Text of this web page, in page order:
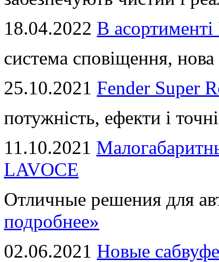
18.04.2022 В
система сповіщення,
25.10.2021 Fender Super
потужність, ефекти і
11.10.2021
LAVOCE
Отличные решения для
подробнее»
02.06.2021 Новые